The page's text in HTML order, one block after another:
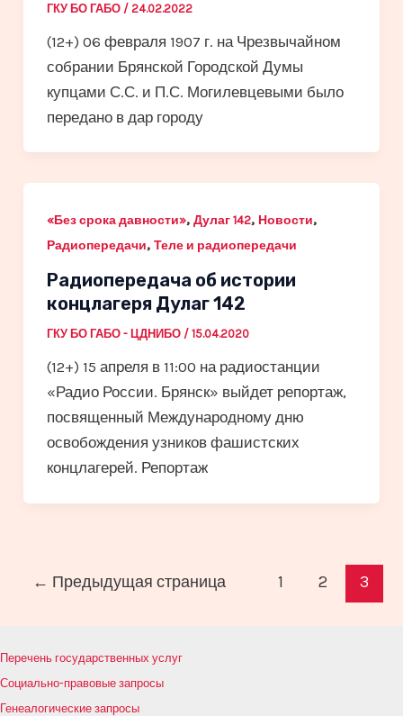
ГКУ БО ГАБО / 24.02.2022
(12+) 06 февраля 1907 г. на Чрезвычайном
собрании Брянской Городской Думы
купцами С.С. и П.С. Могилевцевыми было
передано в дар городу
«Без срока давности», Дулаг 142, Новости,
Радиопередачи, Теле и радиопередачи
Радиопередача об истории
концлагеря Дулаг 142
ГКУ БО ГАБО - ЦДНИБО / 15.04.2020
(12+) 15 апреля в 11:00 на радиостанции
«Радио России. Брянск» выйдет репортаж,
посвященный Международному дню
освобождения узников фашистских
концлагерей. Репортаж
Постраничная
← Предыдущая страница 1 2 3
Перечень государственных услуг
Социально-правовые запросы
Генеалогические запросы